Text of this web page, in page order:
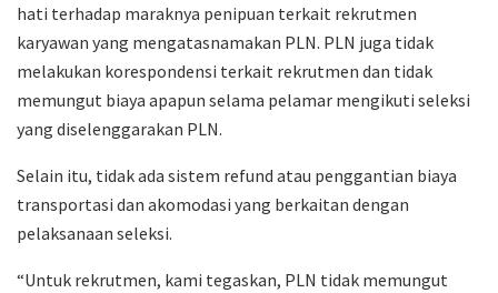
hati terhadap maraknya penipuan terkait rekrutmen
karyawan yang mengatasnamakan PLN. PLN juga tidak
melakukan korespondensi terkait rekrutmen dan tidak
memungut biaya apapun selama pelamar mengikuti seleksi
yang diselenggarakan PLN.
Selain itu, tidak ada sistem refund atau penggantian biaya
transportasi dan akomodasi yang berkaitan dengan
pelaksanaan seleksi.
“Untuk rekrutmen, kami tegaskan, PLN tidak memungut